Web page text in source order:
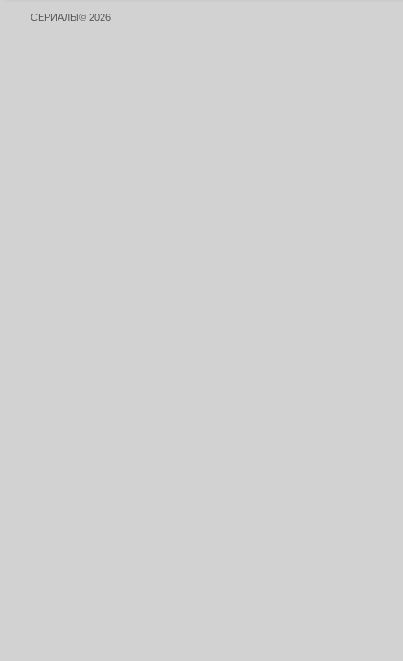
СЕРИАЛЫ© 2026